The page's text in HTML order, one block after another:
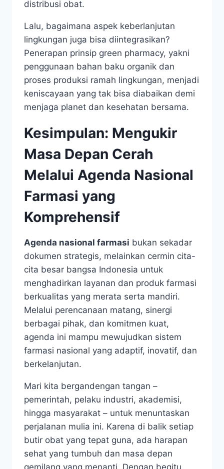
distribusi obat.
Lalu, bagaimana aspek keberlanjutan
lingkungan juga bisa diintegrasikan?
Penerapan prinsip green pharmacy, yakni
penggunaan bahan baku organik dan
proses produksi ramah lingkungan, menjadi
keniscayaan yang tak bisa diabaikan demi
menjaga planet dan kesehatan bersama.
Kesimpulan: Mengukir
Masa Depan Cerah
Melalui Agenda Nasional
Farmasi yang
Komprehensif
Agenda nasional farmasi bukan sekadar
dokumen strategis, melainkan cermin cita-
cita besar bangsa Indonesia untuk
menghadirkan layanan dan produk farmasi
berkualitas yang merata serta mandiri.
Melalui perencanaan matang, sinergi
berbagai pihak, dan komitmen kuat,
agenda ini mampu mewujudkan sistem
farmasi nasional yang adaptif, inovatif, dan
berkelanjutan.
Mari kita bergandengan tangan –
pemerintah, pelaku industri, akademisi,
hingga masyarakat – untuk menuntaskan
perjalanan mulia ini. Karena di balik setiap
butir obat yang tepat guna, ada harapan
sehat yang tumbuh dan masa depan